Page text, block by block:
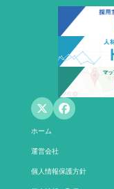
ホーム
運営会社
個人情報保護方針